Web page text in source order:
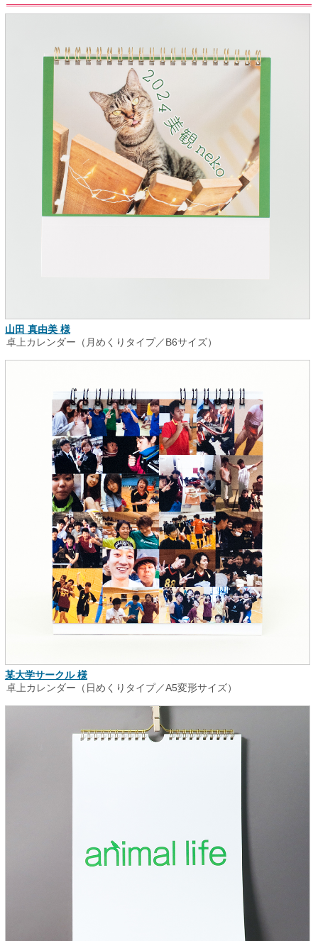
山田 真由美 様
卓上カレンダー（月めくりタイプ／B6サイズ）
某大学サークル 様
卓上カレンダー（日めくりタイプ／A5変形サイズ）